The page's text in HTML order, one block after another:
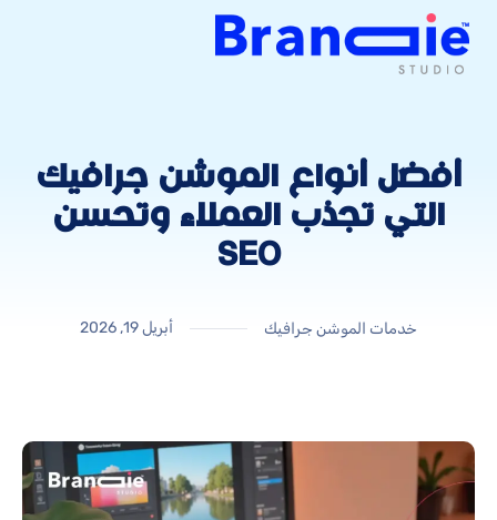
أفضل أنواع الموشن جرافيك
التي تجذب العملاء وتحسن
SEO
خدمات الموشن جرافيك أبريل 19, 2026